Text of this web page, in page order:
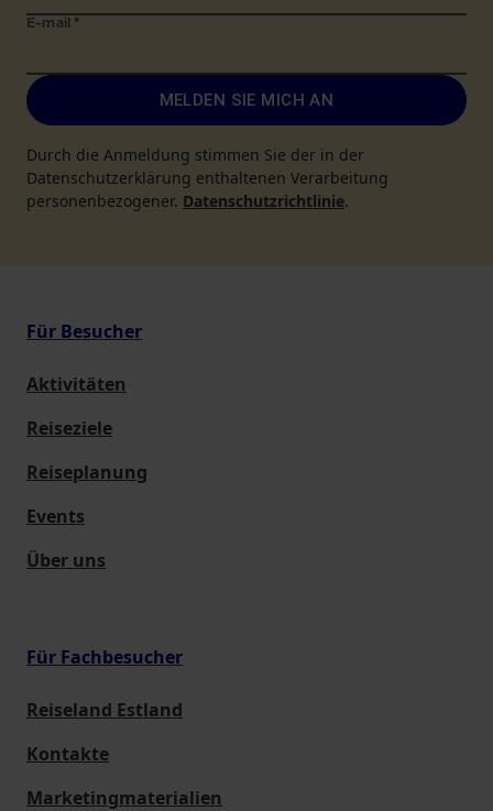
E-mail *
MELDEN SIE MICH AN
Durch die Anmeldung stimmen Sie der in der
Datenschutzerklärung enthaltenen Verarbeitung
personenbezogener. Datenschutzrichtlinie.
Für Besucher
Aktivitäten
Reiseziele
Reiseplanung
Events
Über uns
Für Fachbesucher
Reiseland Estland
Kontakte
Marketingmaterialien